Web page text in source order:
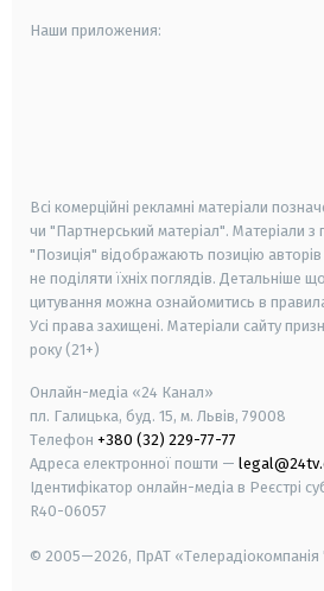
Наши приложения:
Всі комерційні рекламні матеріали
чи "Партнерський матеріал". Матеріали
"Позиція" відображають позицію
не поділяти їхніх поглядів. Детальніше
цитування можна ознайомитись в
Усі права захищені. Матеріали сайту
року (21+)
Онлайн-медіа «24 Канал»
пл. Галицька, буд. 15, м. Львів, 79008
Телефон +380 (32) 229-77-77
Адреса електронної пошти —
Ідентифікатор онлайн-медіа в Реєстрі
R40-06057
© 2005—2026, ПрАТ